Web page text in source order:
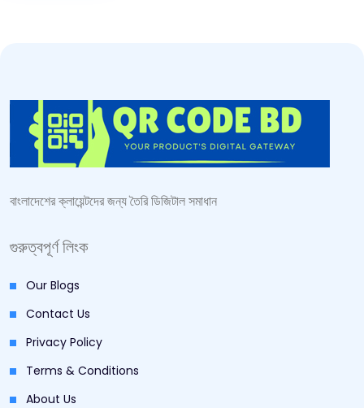
বাংলাদেশের ক্লায়েন্টদের জন্য তৈরি ডিজিটাল সমাধান
গুরুত্বপূর্ণ লিংক
Our Blogs
Contact Us
Privacy Policy
Terms & Conditions
About Us